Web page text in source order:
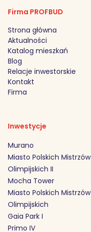
Firma PROFBUD
Strona główna
Aktualności
Katalog mieszkań
Blog
Relacje inwestorskie
Kontakt
Firma
Inwestycje
Murano
Miasto Polskich Mistrzów
Olimpijskich II
Mocha Tower
Miasto Polskich Mistrzów
Olimpijskich
Gaia Park I
Primo IV